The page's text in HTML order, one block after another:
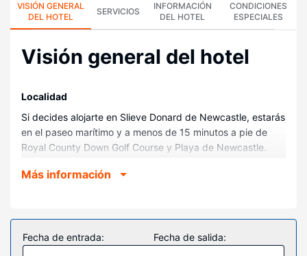
VISIÓN GENERAL
DEL HOTEL
SERVICIOS
INFORMACIÓN
DEL HOTEL
CONDICIONES
ESPECIALES
Visión general del hotel
Localidad
Si decides alojarte en Slieve Donard de Newcastle, estarás
en el paseo marítimo y a menos de 15 minutos a pie de
Royal County Down Golf Course y Playa de Newcastle.
Agencia de actividades al aire libre Tollymore National
Te sentirás como en tu propia casa en cualquiera de las
Más información
Fecha de entrada: Fecha de salida: